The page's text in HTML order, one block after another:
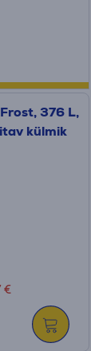
376 L,
külmik
€